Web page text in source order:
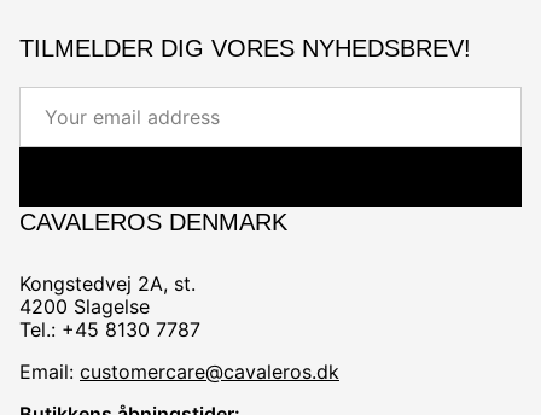
TILMELDER DIG VORES NYHEDSBREV!
Email
CAVALEROS DENMARK
Kongstedvej 2A, st.
4200 Slagelse
Tel.: +45 8130 7787
Email: customercare@cavaleros.dk